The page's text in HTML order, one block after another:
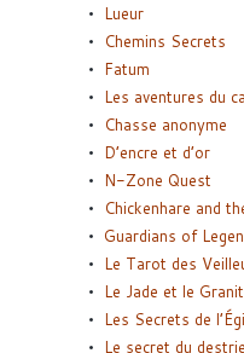
Lueur
Chemins Secrets
Fatum
Les aventures du
Chasse anonyme
D’encre et d’or
N-Zone Quest
Chickenhare and
Guardians of
Le Tarot des
Le Jade et le Granit
Les Secrets de
Le secret du